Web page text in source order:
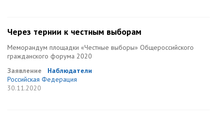
Через тернии к честным выборам
Меморандум площадки «Честные выборы» Общероссийского
гражданского форума 2020
Заявление
Наблюдатели
Российская Федерация
30.11.2020